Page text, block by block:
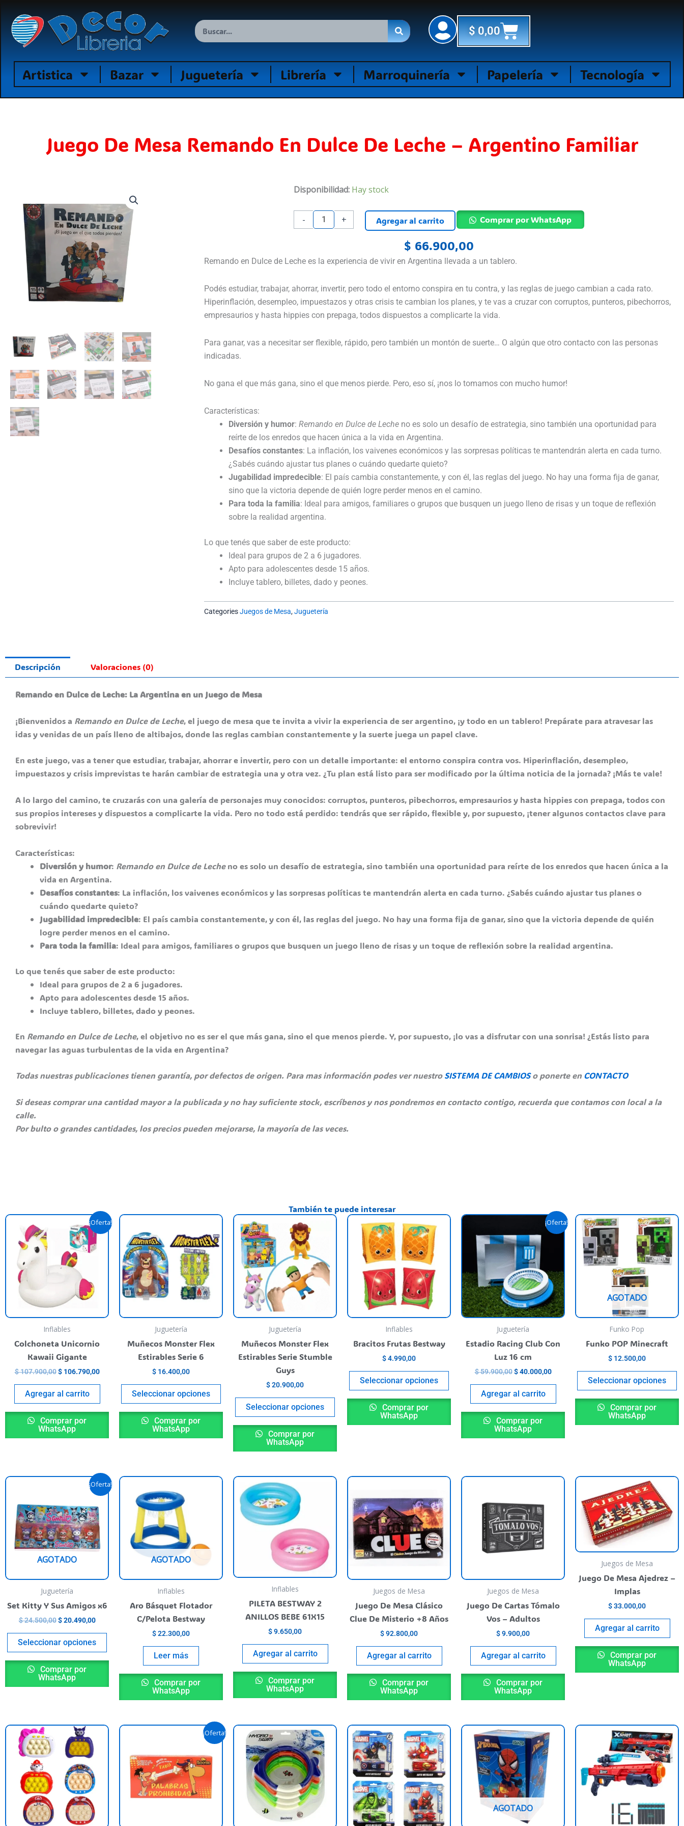
contenido
Search $0,00Cart
Artistica Bazar Juguetería Librería Marroquinería Papelería Tecnología
Juego De Mesa Remando En Dulce De Leche – Argentino Familiar
$ 66.900,00
Remando en Dulce de Leche es la experiencia de vivir en Argentina llevada a un tablero.
Podés estudiar, trabajar, ahorrar, invertir, pero todo el entorno conspira en tu contra, y las reglas de juego cambian a cada rato.
Hiperinflación, desempleo, impuestazos y otras crisis te cambian los planes, y te vas a cruzar con corruptos, punteros, pibechorros,
empresaurios y hasta hippies con prepaga, todos dispuestos a complicarte la vida.
Para ganar, vas a necesitar ser flexible, rápido, pero también un montón de suerte… O algún que otro contacto con las personas
indicadas.
No gana el que más gana, sino el que menos pierde. Pero, eso sí, ¡nos lo tomamos con mucho humor!
Características:
Diversión y humor: Remando en Dulce de Lecheno es solo un desafío de estrategia, sino también una oportunidad para
reírte de los enredos que hacen única a la vida en Argentina.
Desafíos constantes: La inflación, los vaivenes económicos y las sorpresas políticas te mantendrán alerta en cada turno.
¿Sabés cuándo ajustar tus planes o cuándo quedarte quieto?
Jugabilidad impredecible: El país cambia constantemente, y con él, las reglas del juego. No hay una forma fija de ganar,
sino que la victoria depende de quién logre perder menos en el camino.
Para toda la familia: Ideal para amigos, familiares o grupos que busquen un juego lleno de risas y un toque de reflexión
sobre la realidad argentina.
Lo que tenés que saber de este producto:
Ideal para grupos de 2 a 6 jugadores.
Apto para adolescentes desde 15 años.
Incluye tablero, billetes, dado y peones.
Disponibilidad: Hay stock
-
Juego
Mesa
Remando
Dulce
-
Argentino
Familiar
+ Agregar al carrito Comprar por WhatsApp
CategoriesJuegos de Mesa,Juguetería
Descripción Valoraciones (0)
Remando en Dulce de Leche: La Argentina en un Juego de Mesa
¡Bienvenidos a Remando en Dulce de Leche, el juego de mesa que te invita a vivir la experiencia de ser argentino, ¡y todo en un tablero! Prepárate para atravesar las
idas y venidas de un país lleno de altibajos, donde las reglas cambian constantemente y la suerte juega un papel clave.
En este juego, vas a tener que estudiar, trabajar, ahorrar e invertir, pero con un detalle importante: el entorno conspira contra vos. Hiperinflación, desempleo,
impuestazos y crisis imprevistas te harán cambiar de estrategia una y otra vez. ¿Tu plan está listo para ser modificado por la última noticia de la jornada? ¡Más te vale!
A lo largo del camino, te cruzarás con una galería de personajes muy conocidos: corruptos, punteros, pibechorros, empresaurios y hasta hippies con prepaga, todos con
sus propios intereses y dispuestos a complicarte la vida. Pero no todo está perdido: tendrás que ser rápido, flexible y, por supuesto, ¡tener algunos contactos clave para
sobrevivir!
Características:
Diversión y humor: Remando en Dulce de Lecheno es solo un desafío de estrategia, sino también una oportunidad para reírte de los enredos que hacen única a la
vida en Argentina.
Desafíos constantes: La inflación, los vaivenes económicos y las sorpresas políticas te mantendrán alerta en cada turno. ¿Sabés cuándo ajustar tus planes o
cuándo quedarte quieto?
Jugabilidad impredecible: El país cambia constantemente, y con él, las reglas del juego. No hay una forma fija de ganar, sino que la victoria depende de quién
logre perder menos en el camino.
Para toda la familia: Ideal para amigos, familiares o grupos que busquen un juego lleno de risas y un toque de reflexión sobre la realidad argentina.
Lo que tenés que saber de este producto:
Ideal para grupos de 2 a 6 jugadores.
Apto para adolescentes desde 15 años.
Incluye tablero, billetes, dado y peones.
En Remando en Dulce de Leche, el objetivo no es ser el que más gana, sino el que menos pierde. Y, por supuesto, ¡lo vas a disfrutar con una sonrisa! ¿Estás listo para
navegar las aguas turbulentas de la vida en Argentina?
Todas nuestras publicaciones tienen garantía, por defectos de origen. Para mas información podes ver nuestroSISTEMA DE CAMBIOS o ponerte en CONTACTO
Si deseas comprar una cantidad mayor a la publicada y no hay suficiente stock, escríbenos y nos pondremos en contacto contigo, recuerda que contamos con local a la
calle.
Por bulto o grandes cantidades, los precios pueden mejorarse, la mayoría de las veces.
También te puede interesar
¡Oferta!
Inflables
Colchoneta Unicornio
Kawaii Gigante
$107.900,00
Original
price
was:
$ 107.900,00.
$106.790,00
Current
price
is:
$ 106.790,00.
Agregar al carrito
Comprar por
WhatsApp
Juguetería
Muñecos Monster Flex
Estirables Serie 6
$ 16.400,00
Seleccionar opciones
This
product
multiple
variants.
options
may
chosen
Comprar por
WhatsApp
Juguetería
Muñecos Monster Flex
Estirables Serie Stumble
Guys
$20.900,00
Seleccionar opciones
This
product
multiple
variants.
may
chosen
product
page
Comprar por
WhatsApp
Inflables
Bracitos Frutas Bestway
$4.990,00
Seleccionar opciones
This
product
multiple
variants.
The
options
may
chosen
page
Comprar por
WhatsApp
¡Oferta!
Juguetería
Estadio Racing Club Con
Luz 16 cm
$59.900,00
Original
was:
$ 59.900,00.
$40.000,00
Current
price
is:
$ 40.000,00.
Agregar al carrito
Comprar por
WhatsApp
AGOTADO
Funko Pop
Funko POP Minecraft
$ 12.500,00
Seleccionar opciones
Comprar por
WhatsApp
¡Oferta!
AGOTADO
Juguetería
Set Kitty Y Sus Amigos x6
$24.500,00
Original
$ 24.500,00.
$20.490,00
Current
price
is:
$ 20.490,00.
Seleccionar opciones
This
product
multiple
variants.
may
chosen
page
Comprar por
WhatsApp
AGOTADO
Inflables
Aro Básquet Flotador
C/Pelota Bestway
$22.300,00
Leer más
Comprar por
WhatsApp
Inflables
PILETA BESTWAY 2
ANILLOS BEBE 61X15
$9.650,00
Agregar al carrito
Comprar por
WhatsApp
Juegos de Mesa
Juego De Mesa Clásico
Clue De Misterio +8 Años
$92.800,00
Agregar al carrito
Comprar por
WhatsApp
Juegos de Mesa
Juego De Cartas Tómalo
Vos – Adultos
$9.900,00
Agregar al carrito
Comprar por
WhatsApp
Juegos de Mesa
Juego De Mesa Ajedrez –
Implas
$33.000,00
Agregar al carrito
Comprar por
WhatsApp
This
multiple
variants.
may
¡Oferta!
Original
$ 50.000,00.
Current
price
is:
$ 44.900,00.
This
product
multiple
variants.
may
AGOTADO